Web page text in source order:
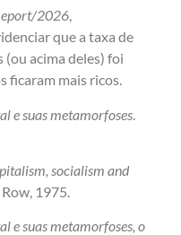
2026,
que a taxa de
(ou acima deles) foi
ficaram mais ricos.
e suas metamorfoses
socialism and
1975.
e suas metamorfoses, o